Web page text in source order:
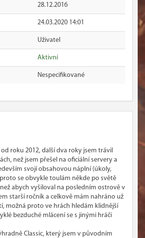
28.12.2016
24.03.2020 14:01
Uživatel
Aktivní
Nespecifikované
roku 2012, další dva roky jsem trávil
než jsem přešel na oficiální servery a
svojí obsahovou náplní (úkoly,
proto se obvykle toulám někde po světě
abych vyšiloval na posledním ostrově v
starší ročník a celkově mám nahráno už
možná proto ve hrách hledám klidnější
bezduché mlácení se s jinými hráči
Classic, který jsem v původním